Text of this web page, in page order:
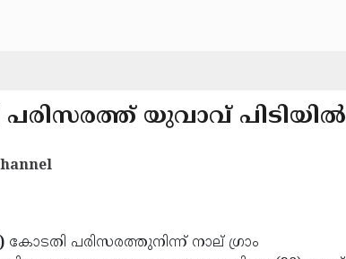
പരിസരത്ത് യുവാവ് പിടിയില്‍
കോടതി പരിസരത്തുനിന്ന് നാല് ഗ്രാം